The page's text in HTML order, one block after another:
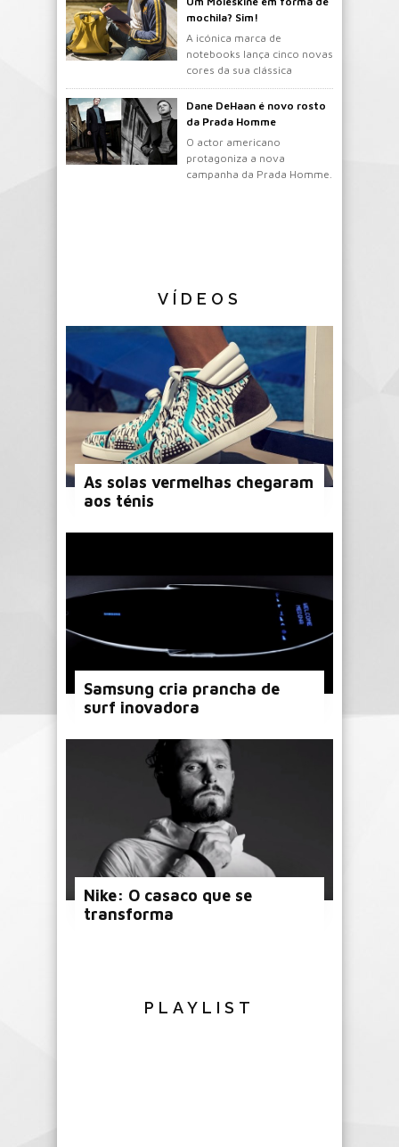
mochila? Sim!
A icónica marca de
notebooks lança cinco novas
cores da sua clássica
mochila.
Dane DeHaan é novo rosto
da Prada Homme
O actor americano
protagoniza a nova
campanha da Prada Homme.
VÍDEOS
As solas vermelhas chegaram
aos ténis
Samsung cria prancha de
surf inovadora
Nike: O casaco que se
transforma
PLAYLIST